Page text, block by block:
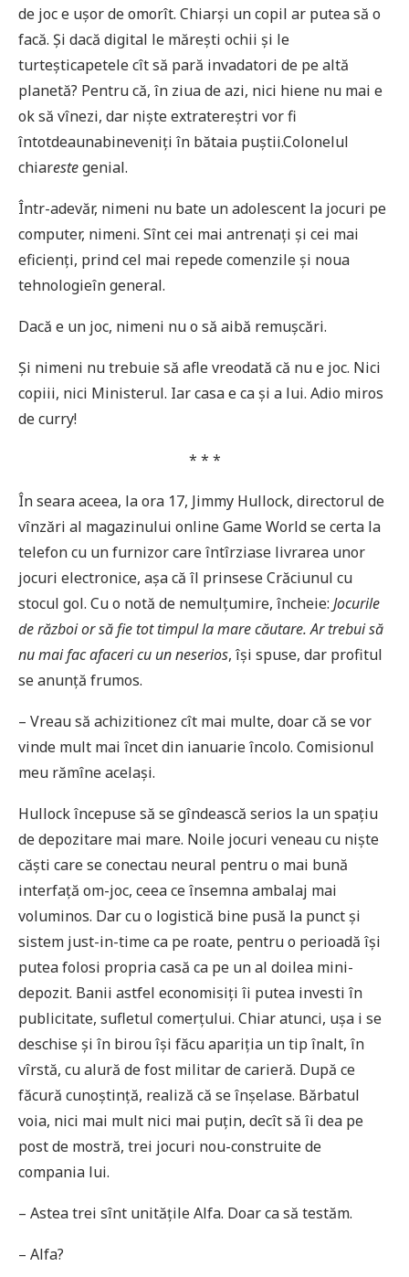
de joc e ușor de omorît. Chiarși un copil ar putea să o
facă. Și dacă digital le mărești ochii și le
turteșticapetele cît să pară invadatori de pe altă
planetă? Pentru că, în ziua de azi, nici hiene nu mai e
ok să vînezi, dar niște extratereștri vor fi
întotdeaunabineveniți în bătaia puștii.Colonelul
chiarestegenial.
Într-adevăr, nimeni nu bate un adolescent la jocuri pe
computer, nimeni. Sînt cei mai antrenați și cei mai
eficienți, prind cel mai repede comenzile și noua
tehnologieîn general.
Dacă e un joc, nimeni nu o să aibă remușcări.
Și nimeni nu trebuie să afle vreodată că nu e joc. Nici
copiii, nici Ministerul. Iar casa e ca și a lui. Adio miros
de curry!
* * *
În seara aceea, la ora 17, Jimmy Hullock, directorul de
vînzări al magazinului online Game World se certa la
telefon cu un furnizor care întîrziase livrarea unor
jocuri electronice, așa că îl prinsese Crăciunul cu
stocul gol. Cu o notă de nemulțumire, încheie: Jocurile
de război or să fie tot timpul la mare căutare. Ar trebui să
nu mai fac afaceri cu un neserios, își spuse, dar profitul
se anunță frumos.
– Vreau să achizitionez cît mai multe, doar că se vor
vinde mult mai încet din ianuarie încolo. Comisionul
meu rămîne același.
Hullock începuse să se gîndească serios la un spațiu
de depozitare mai mare. Noile jocuri veneau cu niște
căști care se conectau neural pentru o mai bună
interfață om-joc, ceea ce însemna ambalaj mai
voluminos. Dar cu o logistică bine pusă la punct și
sistem just-in-time ca pe roate, pentru o perioadă își
putea folosi propria casă ca pe un al doilea mini-
depozit. Banii astfel economisiți îi putea investi în
publicitate, sufletul comerțului. Chiar atunci, ușa i se
deschise și în birou își făcu apariția un tip înalt, în
vîrstă, cu alură de fost militar de carieră. După ce
făcură cunoștință, realiză că se înșelase. Bărbatul
voia, nici mai mult nici mai puțin, decît să îi dea pe
post de mostră, trei jocuri nou-construite de
compania lui.
– Astea trei sînt unitățile Alfa. Doar ca să testăm.
– Alfa?